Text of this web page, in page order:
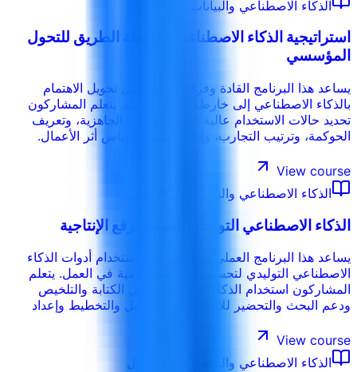
الذكاء الاصطناعي والبيانات في الأعمال
استراتيجية الذكاء الاصطناعي وخارطة الطريق للتحول
المؤسسي
يساعد هذا البرنامج القادة وفرق التحول على تحويل الاهتمام
بالذكاء الاصطناعي إلى خارطة طريق عملية. يتعلم المشاركون
تحديد حالات الاستخدام عالية القيمة، وتقييم الجاهزية، وتعريف
الحوكمة، وترتيب التجارب، وإدارة التبني، وقياس أثر الأعمال.
View course
الذكاء الاصطناعي والبيانات في الأعمال
الذكاء الاصطناعي التوليدي العملي لرفع الإنتاجية
يساعد هذا البرنامج العملي المهنيين على استخدام أدوات الذكاء
الاصطناعي التوليدي لتحسين الإنتاجية اليومية في العمل. يتعلم
المشاركون استخدام الذكاء الاصطناعي في الكتابة والتلخيص
ودعم البحث والتحضير للاجتماعات والتحليل والتخطيط وإعداد
View course
الذكاء الاصطناعي والبيانات في الأعمال